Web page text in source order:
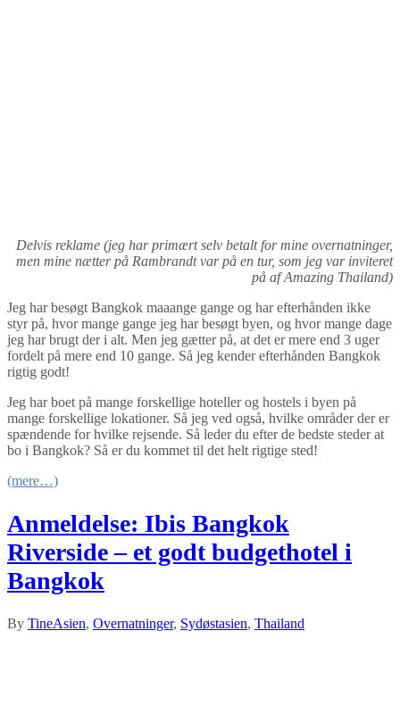
Delvis reklame (jeg har primært selv betalt for mine overnatninger,
men mine nætter på Rambrandt var på en tur, som jeg var inviteret
på af Amazing Thailand)
Jeg har besøgt Bangkok maaange gange og har efterhånden ikke
styr på, hvor mange gange jeg har besøgt byen, og hvor mange dage
jeg har brugt der i alt. Men jeg gætter på, at det er mere end 3 uger
fordelt på mere end 10 gange. Så jeg kender efterhånden Bangkok
rigtig godt!
Jeg har boet på mange forskellige hoteller og hostels i byen på
mange forskellige lokationer. Så jeg ved også, hvilke områder der er
spændende for hvilke rejsende. Så leder du efter de bedste steder at
bo i Bangkok? Så er du kommet til det helt rigtige sted!
(mere…)
Anmeldelse: Ibis Bangkok
Riverside – et godt budgethotel i
Bangkok
By TineAsien, Overnatninger, Sydøstasien, Thailand